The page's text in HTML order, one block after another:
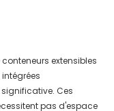
extensibles
Ces
pas d'espace